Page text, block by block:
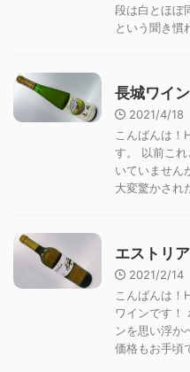
段は白とほぼ
という聞き慣
長城ワイ
2021/4/18
こんばんは！
す。 以前こ
いていません
大変驚かされ
エストリ
2021/2/14
こんばんは！
ワインです！
ンを思い浮か
価格もお手頃